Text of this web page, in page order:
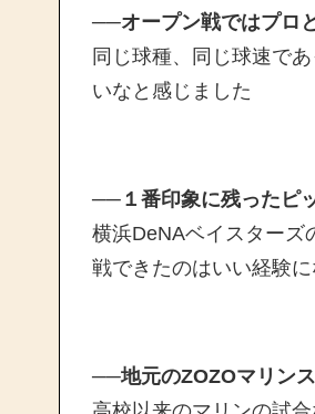
──オープン戦ではプロ
同じ球種、同じ球速で
いなと感じました
──１番印象に残ったピ
横浜DeNAベイスターズ
戦できたのはいい経験
──地元のZOZOマリン